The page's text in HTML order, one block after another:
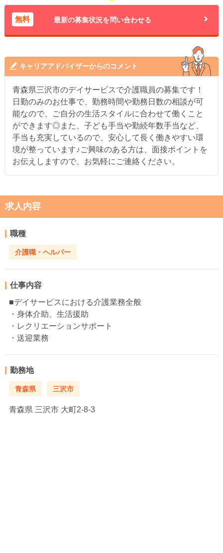
無料 最新の募集状況を問い合わせる
キャリアアドバイザーからのコメント
青森県三沢市のデイサービスで介護職員の募集です！
日勤のみのお仕事で、勤務時間や勤務日数の相談が可
能なので、ご自分の生活スタイルに合わせて働くこと
ができます◎また、子ども手当や勤続年数手当など、
手当も充実しているので、安心して長く働きやすい環
境が整っています♪ご興味のある方は、面接ポイントを
お伝えしますので、お気軽にご連絡ください。
求人内容
職種
介護職・ヘルパー
仕事内容
■デイサービスにおける介護業務全般
・身体介助、生活援助
・レクリエーションサポート
・送迎業務
勤務地
青森県 三沢市
青森県 三沢市 大町2-8-3